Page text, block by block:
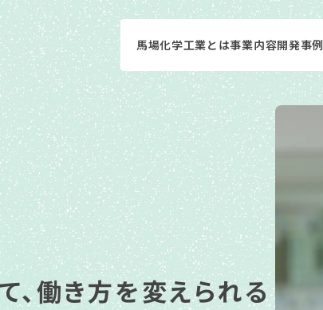
馬場化学工業とは事業内容開発事例
、働き方を変えられる